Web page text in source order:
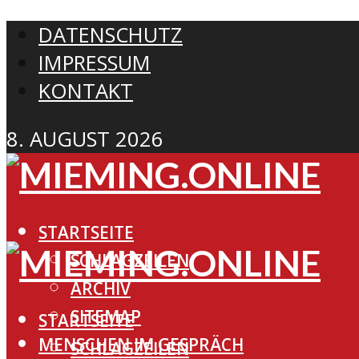
DATENSCHUTZ
IMPRESSUM
KONTAKT
8. AUGUST 2026
STARTSEITE
SCHLAGZEILEN
ARCHIV
SITEMAP
MENSCHEN IM GESPRÄCH
STARTSEITE
SCHLAGZEILEN